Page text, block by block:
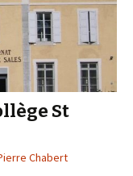
St
Chabert